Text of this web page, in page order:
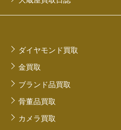
ダイヤモンド買取
金買取
ブランド品買取
骨董品買取
カメラ買取